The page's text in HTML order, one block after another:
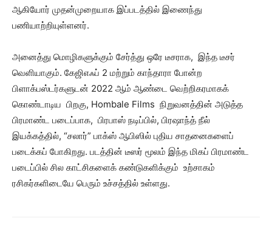
ஆகியோர் முதன்முறையாக இப்படத்தில் இணைந்து
பணியாற்றியுள்ளனர்.
அனைத்து மொழிகளுக்கும் சேர்த்து ஒரே டீசராக, இந்த டீசர்
வெளியாகும். கேஜிஎஃப் 2 மற்றும் காந்தாரா போன்ற
பிளாக்பஸ்டர்களுடன் 2022 ஆம் ஆண்டை வெற்றிகரமாகக்
கொண்டாடிய பிறகு, Hombale Films நிறுவனத்தின் அடுத்த
பிரமாண்ட படைப்பாக, பிரபாஸ் நடிப்பில், பிரஷாந்த் நீல்
இயக்கத்தில், “சலார்” பாக்ஸ் ஆபிஸில் புதிய சாதனைகளைப்
படைக்கப் போகிறது. படத்தின் டீஸர் மூலம் இந்த மிகப் பிரமாண்ட
படைப்பில் சில காட்சிகளைக் கண்டுகளிக்கும் உற்சாகம்
ரசிகர்களிடையே பெரும் உச்சத்தில் உள்ளது.